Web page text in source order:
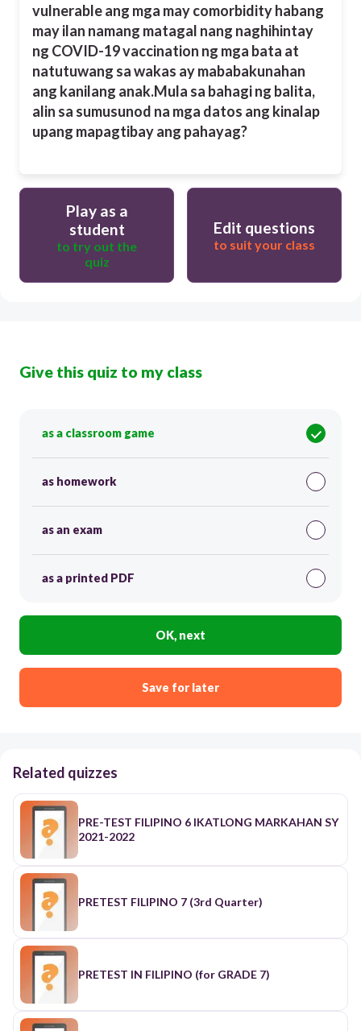
vulnerable ang mga may comorbidity habang
may ilan namang matagal nang naghihintay
ng COVID-19 vaccination ng mga bata at
natutuwang sa wakas ay mababakunahan
ang kanilang anak.Mula sa bahagi ng balita,
alin sa sumusunod na mga datos ang kinalap
upang mapagtibay ang pahayag?
Play as a
student
to try out the
quiz
Edit questions
to suit your class
Give this quiz to my class
as a classroom game
as homework
as an exam
as a printed PDF
OK, next
Save for later
Related quizzes
PRE-TEST FILIPINO 6 IKATLONG MARKAHAN SY
2021-2022
PRETEST FILIPINO 7 (3rd Quarter)
PRETEST IN FILIPINO (for GRADE 7)